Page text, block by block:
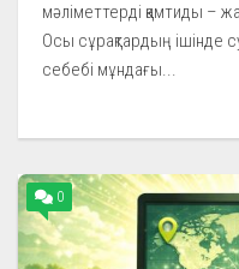
мәліметтерді қамтиды –
Осы сұрақтардың ішінде
себебі мұндағы...
0